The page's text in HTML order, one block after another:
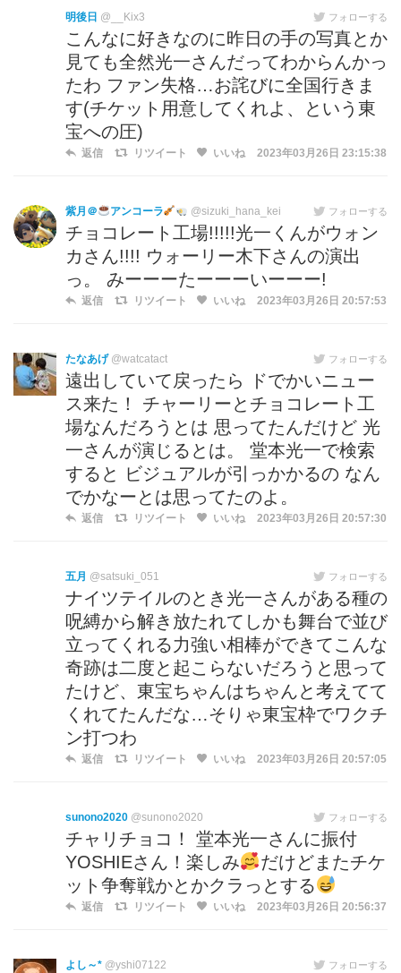
明後日 @__Kix3 フォローする
こんなに好きなのに昨日の手の写真とか
見ても全然光一さんだってわからんかっ
たわ ファン失格…お詫びに全国行きま
す(チケット用意してくれよ、という東
宝への圧)
返信 リツイート いいね 2023年03月26日 23:15:38
紫月＠ アンコーラ @sizuki_hana_kei フォローする
チョコレート工場!!!!!光一くんがウォン
カさん!!!! ウォーリー木下さんの演出
っ。 みーーーたーーーいーーー!
返信 リツイート いいね 2023年03月26日 20:57:53
たなあげ @watcatact フォローする
遠出していて戻ったら ドでかいニュー
ス来た！ チャーリーとチョコレート工
場なんだろうとは 思ってたんだけど 光
一さんが演じるとは。 堂本光一で検索
すると ビジュアルが引っかかるの なん
でかなーとは思ってたのよ。
返信 リツイート いいね 2023年03月26日 20:57:30
五月 @satsuki_051 フォローする
ナイツテイルのとき光一さんがある種の
呪縛から解き放たれてしかも舞台で並び
立ってくれる力強い相棒ができてこんな
奇跡は二度と起こらないだろうと思って
たけど、東宝ちゃんはちゃんと考えてて
くれてたんだな…そりゃ東宝枠でワクチ
ン打つわ
返信 リツイート いいね 2023年03月26日 20:57:05
sunono2020 @sunono2020 フォローする
チャリチョコ！ 堂本光一さんに振付
YOSHIEさん！楽しみ
だけどまたチケ
ット争奪戦かとかクラっとする
返信 リツイート いいね 2023年03月26日 20:56:37
よし～* @yshi07122 フォローする